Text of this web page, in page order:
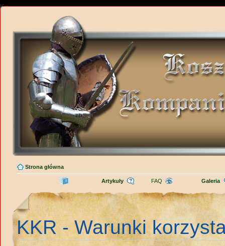
Strona główna
Artykuły FAQ Galeria
KKR - Warunki